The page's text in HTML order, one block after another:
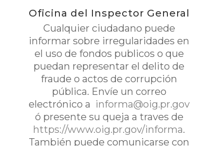
Oficina del Inspector General
Cualquier ciudadano puede
informar sobre irregularidades en
el uso de fondos publicos o que
puedan representar el delito de
fraude o actos de corrupción
pública. Envíe un correo
electrónico a informa@oig.pr.gov
ó presente su queja a traves de
https://www.oig.pr.gov/informa.
También puede comunicarse con